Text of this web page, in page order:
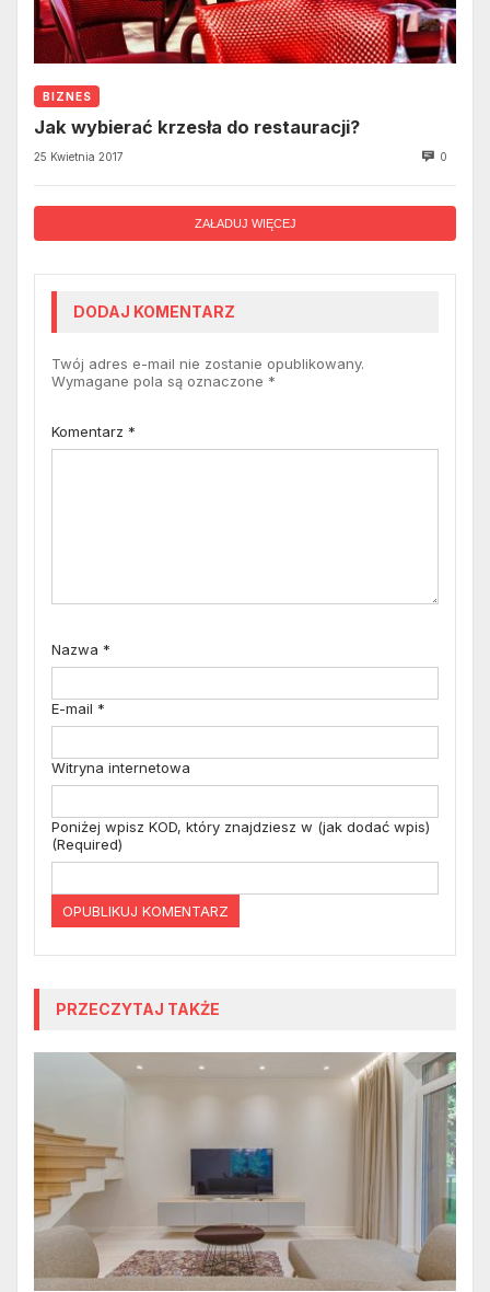
BIZNES
Jak wybierać krzesła do restauracji?
25 Kwietnia 2017 0
ZAŁADUJ WIĘCEJ
DODAJ KOMENTARZ
Twój adres e-mail nie zostanie opublikowany.
Wymagane pola są oznaczone *
Komentarz *
Nazwa *
E-mail *
Witryna internetowa
Poniżej wpisz KOD, który znajdziesz w (jak dodać wpis)
(Required)
PRZECZYTAJ TAKŻE